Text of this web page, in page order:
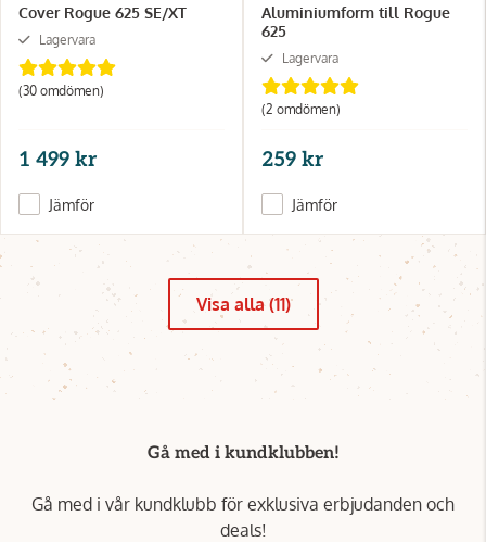
Cover Rogue 625 SE/XT
Lagervara
(30 omdömen)
1 499 kr
Jämför
Aluminiumform till Rogue
625
Lagervara
(2 omdömen)
259 kr
Jämför
Visa alla (11)
Gå med i kundklubben!
Gå med i vår kundklubb för exklusiva erbjudanden och
deals!